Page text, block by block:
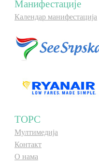
Манифестације
Календар манифестација
ТОРС
Мултимедија
Контакт
О нама